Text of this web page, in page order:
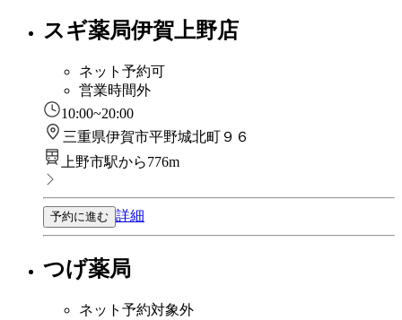
スギ薬局伊賀上野店
ネット予約可
営業時間外
10:00~20:00
三重県伊賀市平野城北町９６
上野市駅から776m
予約に進む 詳細
つげ薬局
ネット予約対象外